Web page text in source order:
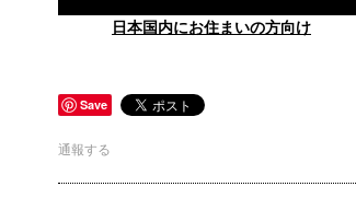
日本国内にお住まいの方向け
Save
通報する